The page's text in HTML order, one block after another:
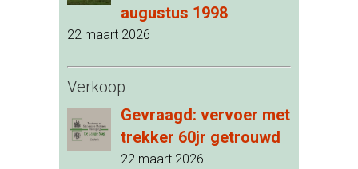
augustus 1998
22 maart 2026
Verkoop
Gevraagd: vervoer met
trekker 60jr getrouwd
22 maart 2026